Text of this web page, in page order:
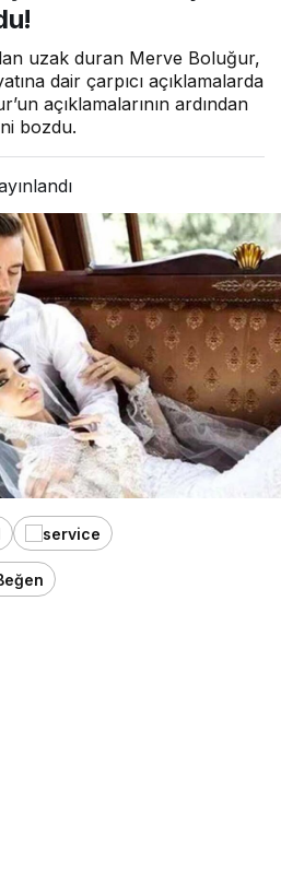
uzak duran Merve Boluğur,
dair çarpıcı açıklamalarda
açıklamalarının ardından
bozdu.